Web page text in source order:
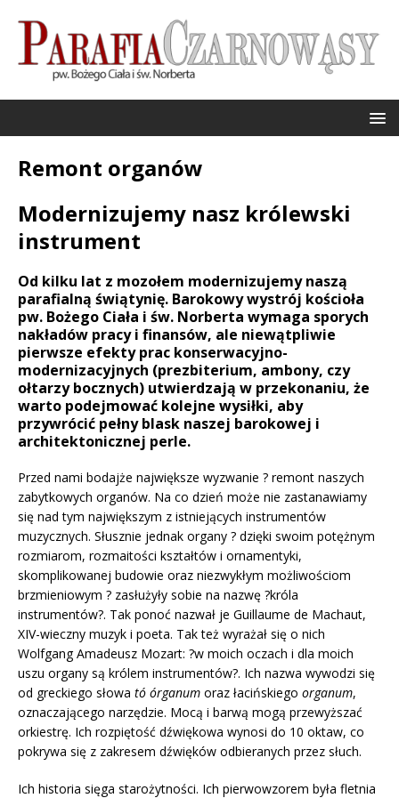
Remont organów
Modernizujemy nasz królewski
instrument
Od kilku lat z mozołem modernizujemy naszą
parafialną świątynię. Barokowy wystrój kościoła
pw. Bożego Ciała i św. Norberta wymaga sporych
nakładów pracy i finansów, ale niewątpliwie
pierwsze efekty prac konserwacyjno-
modernizacyjnych (prezbiterium, ambony, czy
ołtarzy bocznych) utwierdzają w przekonaniu, że
warto podejmować kolejne wysiłki, aby
przywrócić pełny blask naszej barokowej i
architektonicznej perle.
Przed nami bodajże największe wyzwanie ? remont naszych
zabytkowych organów. Na co dzień może nie zastanawiamy
się nad tym największym z istniejących instrumentów
muzycznych. Słusznie jednak organy ? dzięki swoim potężnym
rozmiarom, rozmaitości kształtów i ornamentyki,
skomplikowanej budowie oraz niezwykłym możliwościom
brzmieniowym ? zasłużyły sobie na nazwę ?króla
instrumentów?. Tak ponoć nazwał je Guillaume de Machaut,
XIV-wieczny muzyk i poeta. Tak też wyrażał się o nich
Wolfgang Amadeusz Mozart: ?w moich oczach i dla moich
uszu organy są królem instrumentów?. Ich nazwa wywodzi się
od greckiego słowa tó órganum oraz łacińskiego organum,
oznaczającego narzędzie. Mocą i barwą mogą przewyższać
orkiestrę. Ich rozpiętość dźwiękowa wynosi do 10 oktaw, co
pokrywa się z zakresem dźwięków odbieranych przez słuch.
Ich historia sięga starożytności. Ich pierwowzorem była fletnia